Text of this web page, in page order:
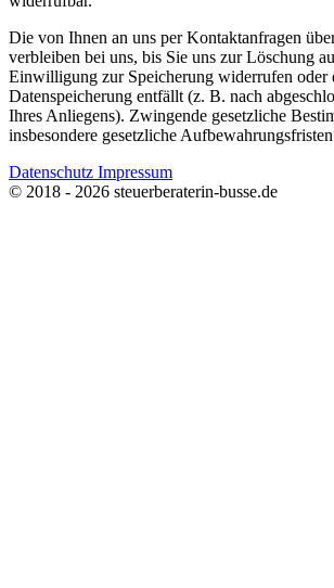
Die von Ihnen an uns per Kontaktanfragen
verbleiben bei uns, bis Sie uns zur Löschung
Einwilligung zur Speicherung widerrufen oder
Datenspeicherung entfällt (z. B. nach
Ihres Anliegens). Zwingende gesetzliche
insbesondere gesetzliche
Datenschutz Impressum
© 2018 - 2026 steuerberaterin-busse.de